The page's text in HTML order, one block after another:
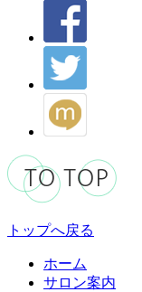
トップへ戻る
ホーム
サロン案内